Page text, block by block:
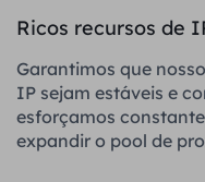
Ricos recursos de
Garantimos que
IP sejam estáveis ​​e
esforçamos
expandir o pool de